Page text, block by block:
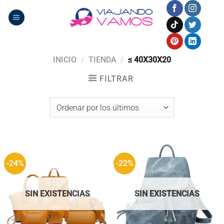
INICIO / TIENDA / ≤ 40X30X20
FILTRAR
-24%
SIN EXISTENCIAS
-22%
SIN EXISTENCIAS